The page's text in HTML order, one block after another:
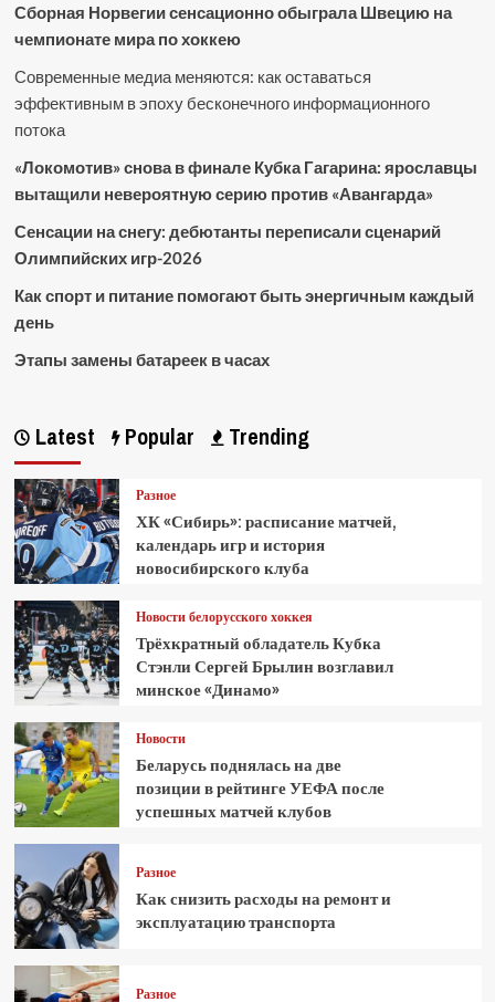
Сборная Норвегии сенсационно обыграла Швецию на
чемпионате мира по хоккею
Современные медиа меняются: как оставаться
эффективным в эпоху бесконечного информационного
потока
«Локомотив» снова в финале Кубка Гагарина: ярославцы
вытащили невероятную серию против «Авангарда»
Сенсации на снегу: дебютанты переписали сценарий
Олимпийских игр-2026
Как спорт и питание помогают быть энергичным каждый
день
Этапы замены батареек в часах
Latest Popular Trending
Разное
ХК «Сибирь»: расписание матчей,
календарь игр и история
новосибирского клуба
Новости белорусского хоккея
Трёхкратный обладатель Кубка
Стэнли Сергей Брылин возглавил
минское «Динамо»
Новости
Беларусь поднялась на две
позиции в рейтинге УЕФА после
успешных матчей клубов
Разное
Как снизить расходы на ремонт и
эксплуатацию транспорта
Разное